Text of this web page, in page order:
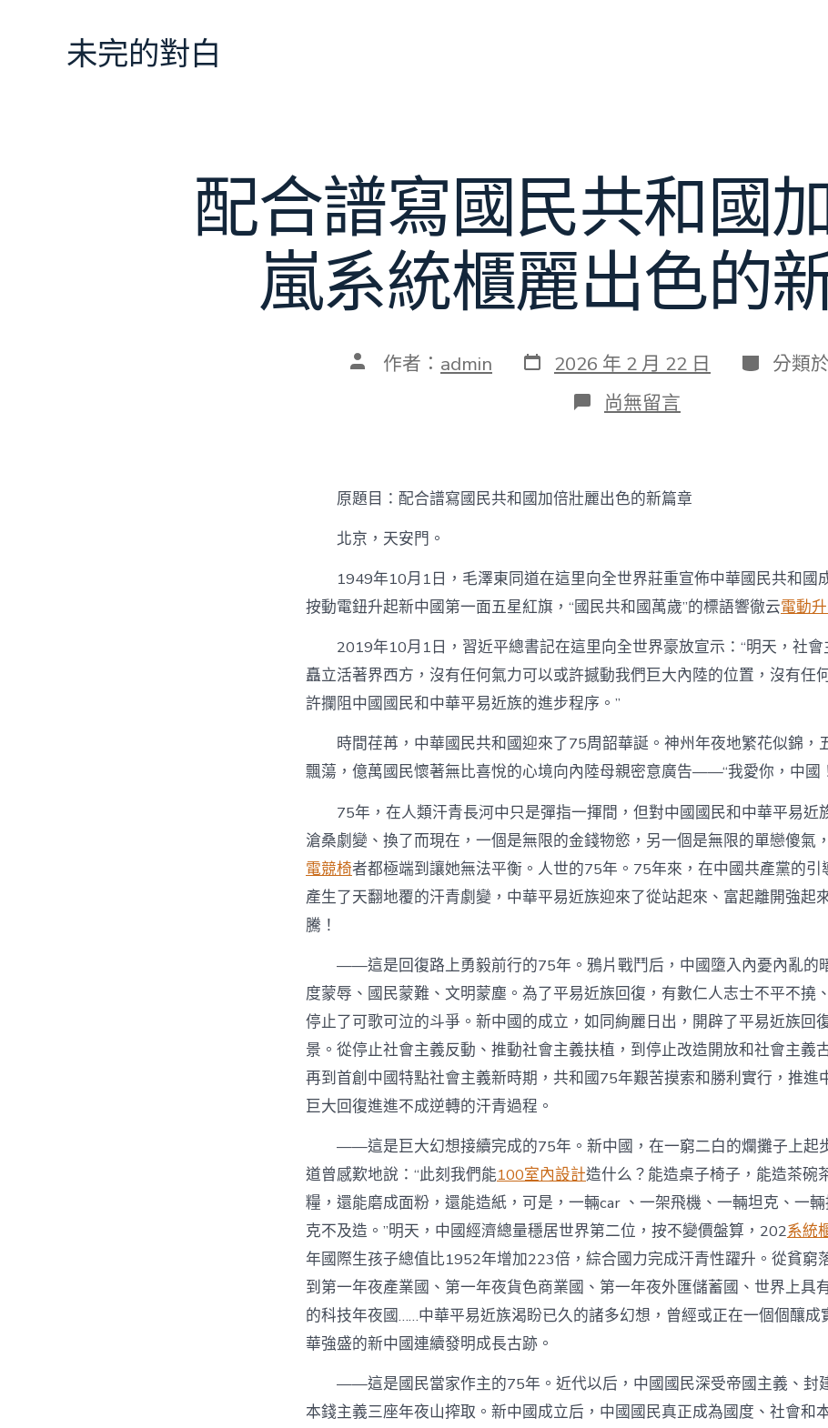
未完的對白
配合譜寫國民共和國
嵐系統櫃麗出色的
文 作者： admin 發
表
2026 年 2 月 22 日 分
類
分類於
在
〈配
國
民
國
加
倍
壯
億
嵐
系
統
櫃
麗
出
色
的
新
篇
章〉
中
尚無留言
原題目：配合譜寫國民共和國加倍壯麗出色的新篇章
北京，天安門。
1949年10月1日，毛澤東同道在這里向全世界莊重宣佈中華國民共和國
按動電鈕升起新中國第一面五星紅旗，“國民共和國萬歲”的標語響徹云電動
2019年10月1日，習近平總書記在這里向全世界豪放宣示：“明天，社
矗立活著界西方，沒有任何氣力可以或許撼動我們巨大內陸的位置，沒有任
許攔阻中國國民和中華平易近族的進步程序。”
時間荏苒，中華國民共和國迎來了75周韶華誕。神州年夜地繁花似錦，
飄蕩，億萬國民懷著無比喜悅的心境向內陸母親密意廣告——“我愛你，中國
75年，在人類汗青長河中只是彈指一揮間，但對中國國民和中華平易近
滄桑劇變、換了而現在，一個是無限的金錢物慾，另一個是無限的單戀傻氣
電競椅者都極端到讓她無法平衡。人世的75年。75年來，在中國共產黨的引
產生了天翻地覆的汗青劇變，中華平易近族迎來了從站起來、富起離開強起
騰！
——這是回復路上勇毅前行的75年。鴉片戰鬥后，中國墮入內憂內亂的
度蒙辱、國民蒙難、文明蒙塵。為了平易近族回復，有數仁人志士不平不撓
停止了可歌可泣的斗爭。新中國的成立，如同絢麗日出，開辟了平易近族回
景。從停止社會主義反動、推動社會主義扶植，到停止改造開放和社會主義
再到首創中國特點社會主義新時期，共和國75年艱苦摸索和勝利實行，推進
巨大回復進進不成逆轉的汗青過程。
——這是巨大幻想接續完成的75年。新中國，在一窮二白的爛攤子上起
道曾感歎地說：“此刻我們能100室內設計造什么？能造桌子椅子，能造茶碗
糧，還能磨成面粉，還能造紙，可是，一輛car 、一架飛機、一輛坦克、一
克不及造。”明天，中國經濟總量穩居世界第二位，按不變價盤算，202系統
年國際生孩子總值比1952年增加223倍，綜合國力完成汗青性躍升。從貧窮
到第一年夜產業國、第一年夜貨色商業國、第一年夜外匯儲蓄國、世界上具
的科技年夜國……中華平易近族渴盼已久的諸多幻想，曾經或正在一個個釀成
華強盛的新中國連續發明成長古跡。
——這是國民當家作主的75年。近代以后，中國國民深受帝國主義、封
本錢主義三座年夜山搾取。新中國成立后，中國國民真正成為國度、社會和